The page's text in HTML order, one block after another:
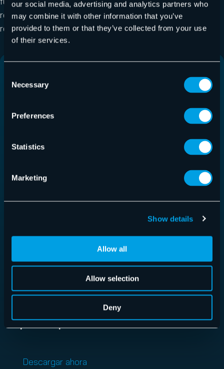
our social media, advertising and analytics partners who
may combine it with other information that you’ve
provided to them or that they’ve collected from your use
of their services.
Selection
Necessary
Preferences
Statistics
Marketing
Show details
Allow all
Allow selection
Deny
respuesta claro y mantener una postura proactiva
reduce mucho su impacto.
Cybersecurity Report 2026
La aceleración de las amenazas globales
impulsada por la IA
Descargar ahora